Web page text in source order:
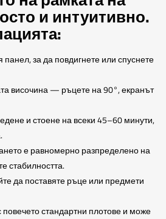
и интуитивно.
панел, за да повдигнете или спуснете
височина — ръцете на 90°, екранът
и стоене на всеки 45–60 минути,
е равномерно разпределено на
стабилността.
да поставяте ръце или предмети
стандартни плотове и може